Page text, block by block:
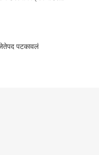
पटकावलं